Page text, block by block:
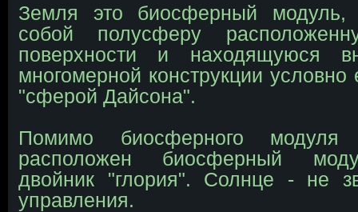
Земля это биосферный модуль,
собой полусферу
поверхности и находящуюся
многомерной конструкции
"сферой Дайсона".
Помимо биосферного
расположен биосферный
двойник "глория". Солнце - не
управления.